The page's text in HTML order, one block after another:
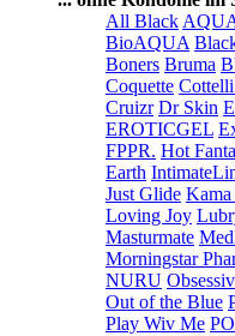
All Black
BioAQUA
Boners Bruma
Coquette
Cruizr Dr Skin
EROTICGEL
FPPR. Hot
Earth
Just Glide Kama
Loving Joy
Masturmate
Morningstar
NURU
Out of the Blue
Play Wiv Me